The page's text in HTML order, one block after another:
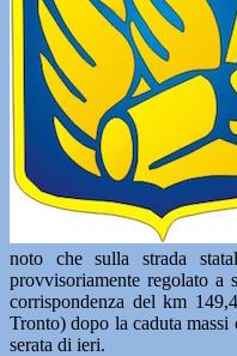
noto che sulla strada
provvisoriamente regolato a
corrispondenza del km
Tronto) dopo la caduta
serata di ieri.